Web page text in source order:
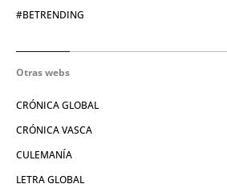
#BETRENDING
Otras webs
CRÓNICA GLOBAL
CRÓNICA VASCA
CULEMANÍA
LETRA GLOBAL